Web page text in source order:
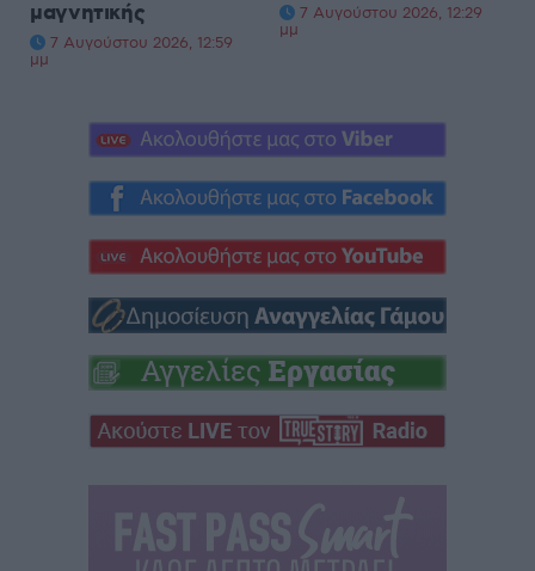
μαγνητικής
7 Αυγούστου 2026, 12:59
μμ
7 Αυγούστου 2026, 12:29
μμ